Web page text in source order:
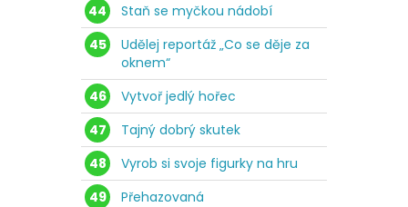
44
Staň se myčkou nádobí
45
Udělej reportáž „Co se děje za
oknem“
46
Vytvoř jedlý hořec
47
Tajný dobrý skutek
48
Vyrob si svoje figurky na hru
49
Přehazovaná